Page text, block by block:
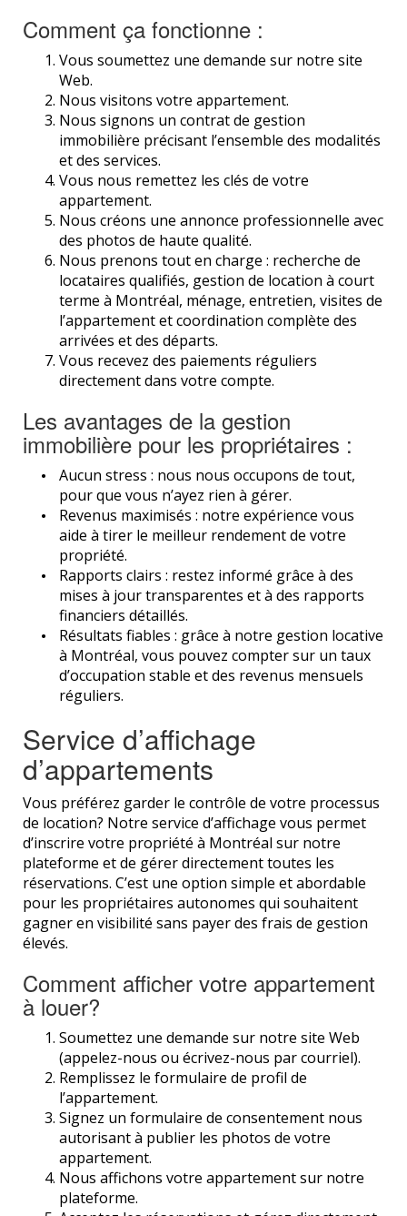
Comment ça fonctionne :
Vous soumettez une demande sur notre site
Web.
Nous visitons votre appartement.
Nous signons un contrat de gestion
immobilière précisant l’ensemble des modalités
et des services.
Vous nous remettez les clés de votre
appartement.
Nous créons une annonce professionnelle avec
des photos de haute qualité.
Nous prenons tout en charge : recherche de
locataires qualifiés, gestion de location à court
terme à Montréal, ménage, entretien, visites de
l’appartement et coordination complète des
arrivées et des départs.
Vous recevez des paiements réguliers
directement dans votre compte.
Les avantages de la gestion
immobilière pour les propriétaires :
Aucun stress : nous nous occupons de tout,
pour que vous n’ayez rien à gérer.
Revenus maximisés : notre expérience vous
aide à tirer le meilleur rendement de votre
propriété.
Rapports clairs : restez informé grâce à des
mises à jour transparentes et à des rapports
financiers détaillés.
Résultats fiables : grâce à notre gestion locative
à Montréal, vous pouvez compter sur un taux
d’occupation stable et des revenus mensuels
réguliers.
Service d’affichage
d’appartements
Vous préférez garder le contrôle de votre processus
de location? Notre service d’affichage vous permet
d’inscrire votre propriété à Montréal sur notre
plateforme et de gérer directement toutes les
réservations. C’est une option simple et abordable
pour les propriétaires autonomes qui souhaitent
gagner en visibilité sans payer des frais de gestion
élevés.
Comment afficher votre appartement
à louer?
Soumettez une demande sur notre site Web
(appelez-nous ou écrivez-nous par courriel).
Remplissez le formulaire de profil de
l’appartement.
Signez un formulaire de consentement nous
autorisant à publier les photos de votre
appartement.
Nous affichons votre appartement sur notre
plateforme.